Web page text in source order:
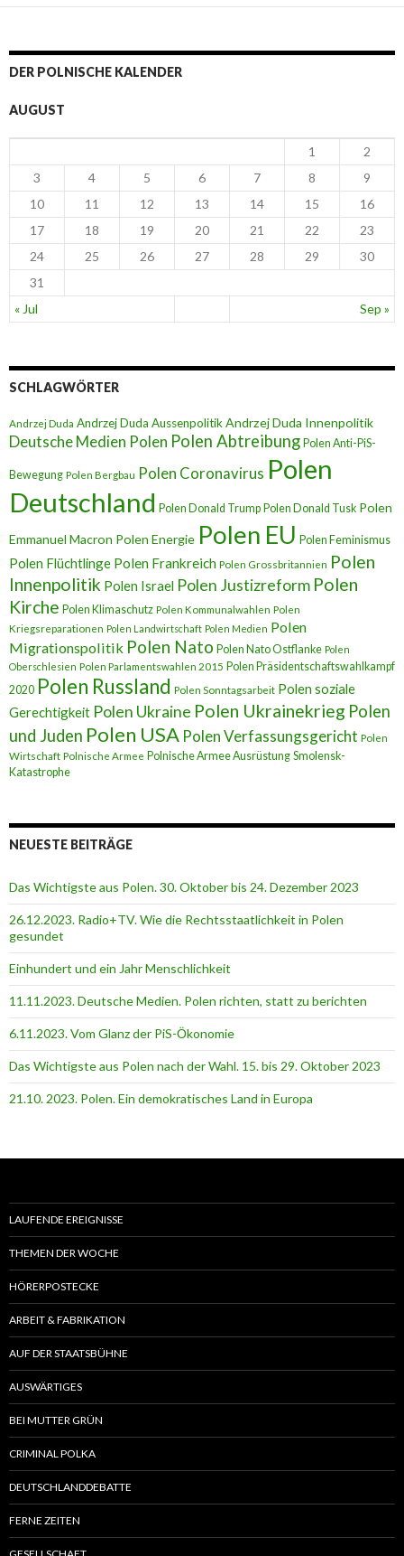
DER POLNISCHE KALENDER
AUGUST
« Jul Sep »
1
2
3
4 5 6 7 8
9
10
11 12 13 14 15
16
17
18 19 20 21 22
23
24
25 26 27 28 29
30
31
SCHLAGWÖRTER
Andrzej Duda Andrzej Duda AussenpolitikAndrzej Duda Innenpolitik
Deutsche Medien Polen Polen Abtreibung Polen Anti-PiS-
Bewegung Polen Bergbau Polen Coronavirus Polen
Deutschland Polen Donald Trump Polen Donald Tusk Polen
Emmanuel Macron Polen Energie Polen EU Polen Feminismus
Polen Flüchtlinge Polen Frankreich Polen Grossbritannien Polen
Innenpolitik Polen Israel Polen Justizreform Polen
Kirche Polen Klimaschutz Polen Kommunalwahlen Polen
Kriegsreparationen Polen Landwirtschaft Polen Medien Polen
Migrationspolitik Polen Nato Polen Nato Ostflanke Polen
Oberschlesien Polen Parlamentswahlen 2015 Polen Präsidentschaftswahlkampf
2020 Polen Russland Polen Sonntagsarbeit Polen soziale
Gerechtigkeit Polen Ukraine Polen Ukrainekrieg Polen
und Juden Polen USA Polen Verfassungsgericht Polen
Wirtschaft Polnische Armee Polnische Armee Ausrüstung Smolensk-
Katastrophe
NEUESTE BEITRÄGE
Das Wichtigste aus Polen. 30. Oktober bis 24. Dezember 2023
26.12.2023. Radio+TV. Wie die Rechtsstaatlichkeit in Polen
gesundet
Einhundert und ein Jahr Menschlichkeit
11.11.2023. Deutsche Medien. Polen richten, statt zu berichten
6.11.2023. Vom Glanz der PiS-Ӧkonomie
Das Wichtigste aus Polen nach der Wahl. 15. bis 29. Oktober 2023
21.10. 2023. Polen. Ein demokratisches Land in Europa
LAUFENDE EREIGNISSE
THEMEN DER WOCHE
HÖRERPOSTECKE
ARBEIT & FABRIKATION
AUF DER STAATSBÜHNE
AUSWÄRTIGES
BEI MUTTER GRÜN
CRIMINAL POLKA
DEUTSCHLANDDEBATTE
FERNE ZEITEN